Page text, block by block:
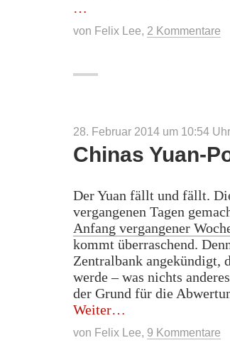
von Felix Lee, 2 Kommentare
28. Februar 2014 um 10:54 Uhr
Chinas Yuan-
Der Yuan fällt und fällt.
vergangenen Tagen
Anfang vergangener
kommt überraschend.
Zentralbank angekündigt,
werde – was nichts
der Grund für die
Weiter„Chinas
Yuan-
Poker“
von Felix Lee, 9 Kommentare